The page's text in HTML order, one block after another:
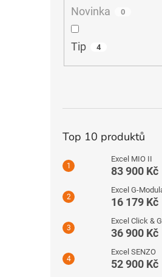
Novinka 0
Tip 4
Top 10 produktů
Excel MIO II
83 900 Kč
Excel G-
16 179 Kč
Excel Click &
36 900 Kč
Excel SENZO
52 900 Kč